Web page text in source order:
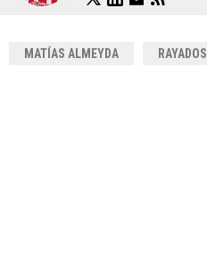
MATÍAS ALMEYDA RAYADOS